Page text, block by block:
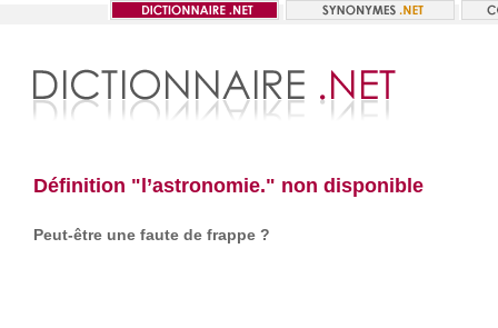
Définition "l’astronomie." non disponible
Peut-être une faute de frappe ?